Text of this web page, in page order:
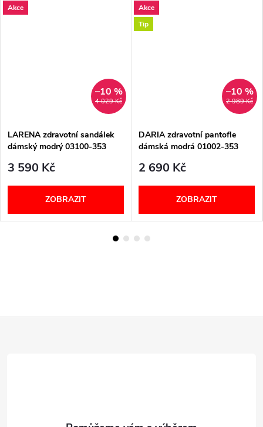
Akce
4 029 Kč
–10 %
LARENA zdravotní sandálek
dámský modrý 03100-353
3 590 Kč
ZOBRAZIT
Akce
Tip
2 989 Kč
–10 %
DARIA zdravotní pantofle
dámská modrá 01002-353
2 690 Kč
ZOBRAZIT